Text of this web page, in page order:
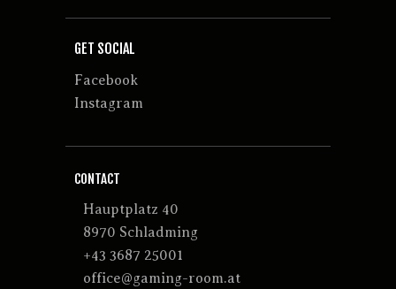
GET SOCIAL
Facebook
Instagram
CONTACT
Hauptplatz 40
8970 Schladming
+43 3687 25001
office@gaming-room.at